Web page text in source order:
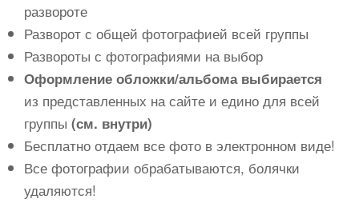
развороте
Разворот с общей фотографией всей группы
Развороты с фотографиями на выбор
Оформление обложки/альбома выбирается
из представленных на сайте и едино для всей
группы (см. внутри)
Бесплатно отдаем все фото в электронном виде!
Все фотографии обрабатываются, болячки
удаляются!